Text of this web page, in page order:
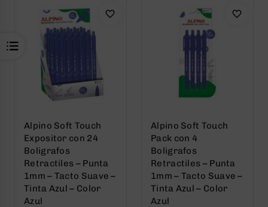
Alpino Soft Touch
Expositor con 24
Boligrafos
Retractiles – Punta
1mm – Tacto Suave –
Tinta Azul – Color
Azul
Alpino Soft Touch
Pack con 4
Boligrafos
Retractiles – Punta
1mm – Tacto Suave –
Tinta Azul – Color
Azul